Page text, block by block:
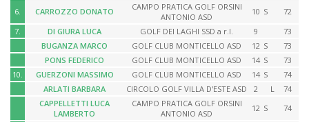
6.
CARROZZO DONATO
CAMPO PRATICA GOLF ORSINI
ANTONIO ASD
10 S
72
7.
DI GIURA LUCA GOLF DEI LAGHI SSD a r.l. 9
73
BUGANZA MARCO
GOLF CLUB MONTICELLO ASD 12 S
73
PONS FEDERICO
GOLF CLUB MONTICELLO ASD 14 S
73
10.
GUERZONI MASSIMO GOLF CLUB MONTICELLO ASD 14 S
74
ARLATI BARBARA
CIRCOLO GOLF VILLA D'ESTE ASD 2 L
74
CAPPELLETTI LUCA
LAMBERTO
CAMPO PRATICA GOLF ORSINI
ANTONIO ASD
12 S 74